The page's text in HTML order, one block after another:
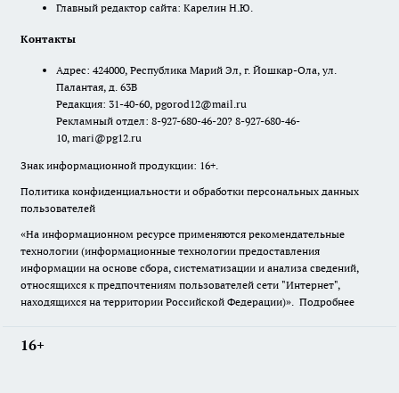
Главный редактор сайта: Карелин Н.Ю.
Контакты
Адрес: 424000, Республика Марий Эл, г. Йошкар-Ола, ул.
Палантая, д. 63В
Редакция: 31-40-60, pgorod12@mail.ru
Рекламный отдел: 8-927-680-46-20? 8-927-680-46-
10, mari@pg12.ru
Знак информационной продукции: 16+.
Политика конфиденциальности и обработки персональных данных
пользователей
«На информационном ресурсе применяются рекомендательные
технологии (информационные технологии предоставления
информации на основе сбора, систематизации и анализа сведений,
относящихся к предпочтениям пользователей сети "Интернет",
находящихся на территории Российской Федерации)». Подробнее
16+